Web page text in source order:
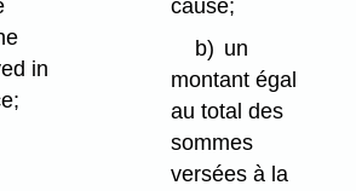
in
cause;
b) un
montant égal
au total des
sommes
versées à la